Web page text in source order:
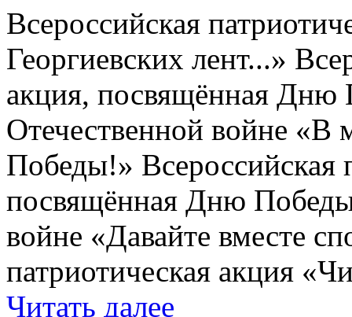
Всероссийская
Георгиевских лент...»
акция, посвящённая Дню
Отечественной войне
Победы!» Всероссийская
посвящённая Дню
войне «Давайте вместе
патриотическая акция
Читать далее